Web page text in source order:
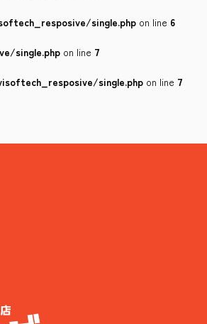
single.php on line 6
single.php on line 7
single.php on line 7